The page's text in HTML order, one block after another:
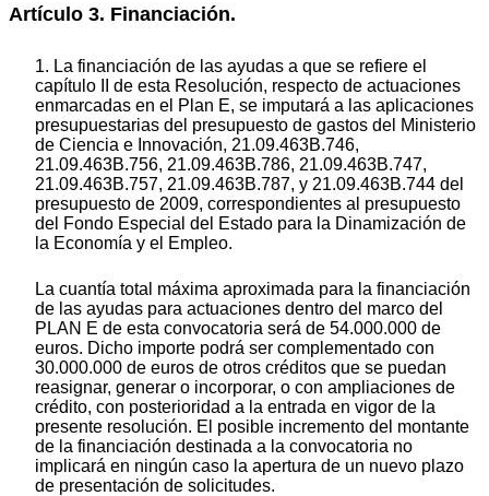
Artículo 3. Financiación.
1. La financiación de las ayudas a que se refiere el
capítulo II de esta Resolución, respecto de actuaciones
enmarcadas en el Plan E, se imputará a las aplicaciones
presupuestarias del presupuesto de gastos del Ministerio
de Ciencia e Innovación, 21.09.463B.746,
21.09.463B.756, 21.09.463B.786, 21.09.463B.747,
21.09.463B.757, 21.09.463B.787, y 21.09.463B.744 del
presupuesto de 2009, correspondientes al presupuesto
del Fondo Especial del Estado para la Dinamización de
la Economía y el Empleo.
La cuantía total máxima aproximada para la financiación
de las ayudas para actuaciones dentro del marco del
PLAN E de esta convocatoria será de 54.000.000 de
euros. Dicho importe podrá ser complementado con
30.000.000 de euros de otros créditos que se puedan
reasignar, generar o incorporar, o con ampliaciones de
crédito, con posterioridad a la entrada en vigor de la
presente resolución. El posible incremento del montante
de la financiación destinada a la convocatoria no
implicará en ningún caso la apertura de un nuevo plazo
de presentación de solicitudes.